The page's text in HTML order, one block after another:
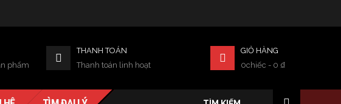
phẩm
THANH TOÁN
Thanh toán linh hoạt
GIỎ HÀNG
0chiếc - 0 ₫